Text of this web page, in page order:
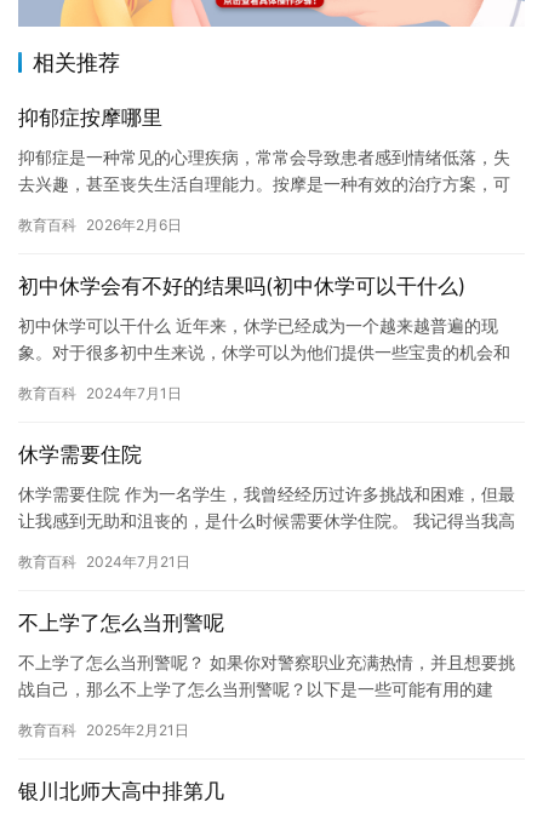
相关推荐
抑郁症按摩哪里
抑郁症是一种常见的心理疾病，常常会导致患者感到情绪低落，失
去兴趣，甚至丧失生活自理能力。按摩是一种有效的治疗方案，可
促进…
教育百科 2026年2月6日
初中休学会有不好的结果吗(初中休学可以干什么)
初中休学可以干什么 近年来，休学已经成为一个越来越普遍的现
象。对于很多初中生来说，休学可以为他们提供一些宝贵的机会和
是一个…
教育百科 2024年7月1日
休学需要住院
休学需要住院 作为一名学生，我曾经经历过许多挑战和困难，但最
让我感到无助和沮丧的，是什么时候需要休学住院。 我记得当我高
住…
教育百科 2024年7月21日
不上学了怎么当刑警呢
不上学了怎么当刑警呢？ 如果你对警察职业充满热情，并且想要挑
战自己，那么不上学了怎么当刑警呢？以下是一些可能有用的建
径。你…
教育百科 2025年2月21日
银川北师大高中排第几